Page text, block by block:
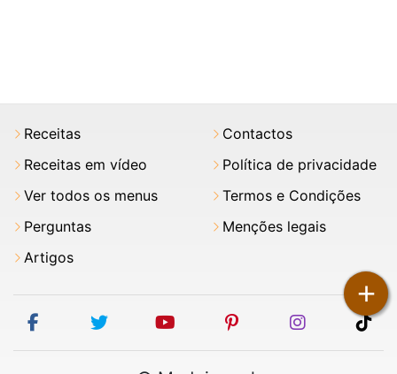
+
Receitas
Receitas em vídeo
Ver todos os menus
Perguntas
Artigos
Contactos
Política de privacidade
Termos e Condições
Menções legais
facebooktwitter youtubepinterestinstagram